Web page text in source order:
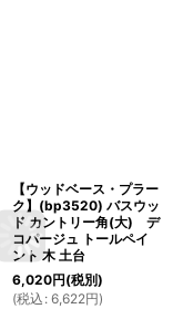
【ウッドベース・プラー
ク】(bp3520) バスウッ
ド カントリー角(大) デ
コパージュ トールペイ
ント 木 土台
6,020円(税別)
(税込 : 6,622円)